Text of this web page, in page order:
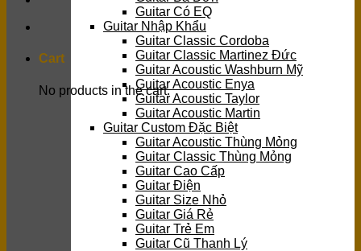
Cart
No products in the cart.
Guitar Có EQ
Guitar Nhập Khẩu
Guitar Classic Cordoba
Guitar Classic Martinez Đức
Guitar Acoustic Washburn Mỹ
Guitar Acoustic Enya
Guitar Acoustic Taylor
Guitar Acoustic Martin
Guitar Custom Đặc Biệt
Guitar Acoustic Thùng Mỏng
Guitar Classic Thùng Mỏng
Guitar Cao Cấp
Guitar Điện
Guitar Size Nhỏ
Guitar Giá Rẻ
Guitar Trẻ Em
Guitar Cũ Thanh Lý